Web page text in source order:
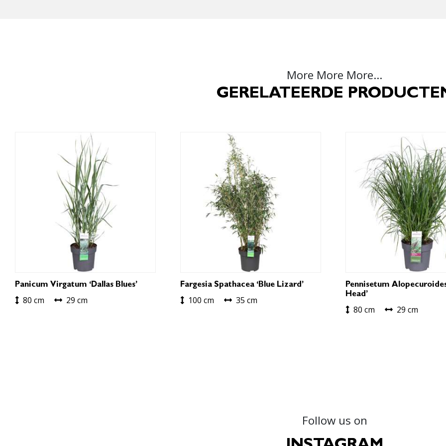
More More More...
GERELATEERDE
Panicum Virgatum ‘Dallas Blues’
80 cm 29 cm
Fargesia Spathacea ‘Blue Lizard’
100 cm 35 cm
Pennisetum Alopecuroides
Head’
80 cm 29 cm
Follow us on